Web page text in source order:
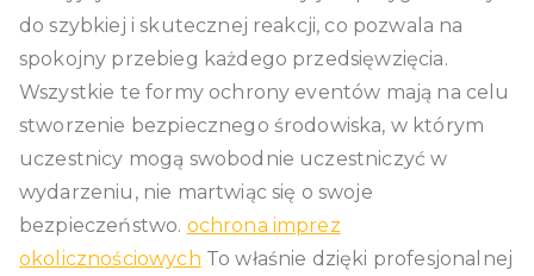
do szybkiej i skutecznej reakcji, co pozwala na
spokojny przebieg każdego przedsięwzięcia.
Wszystkie te formy ochrony eventów mają na celu
stworzenie bezpiecznego środowiska, w którym
uczestnicy mogą swobodnie uczestniczyć w
wydarzeniu, nie martwiąc się o swoje
bezpieczeństwo. ochrona imprez
okolicznościowych To właśnie dzięki profesjonalnej